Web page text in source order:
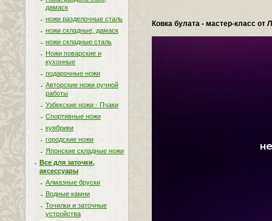
дамаск
ножи разделочные сталь
ножи складные, дамаск
ножи складные сталь
Ножи поварские и
кухонные
подарочные ножи
Авторские ножи ручной
работы
Узбекские ножи - Пчаки
Спортивные ножи
куябрики
городские ножи
Японские складные ножи
Все для заточки,
аксессуары
Алмазные бруски
Водные камни
Точилки и заточные
устройства
Ковка булата - мастер-класс от